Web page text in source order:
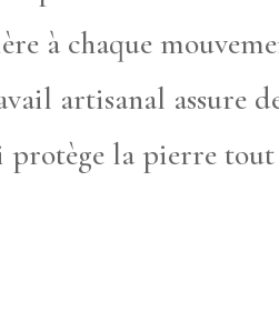
à chaque
artisanal assure
la pierre